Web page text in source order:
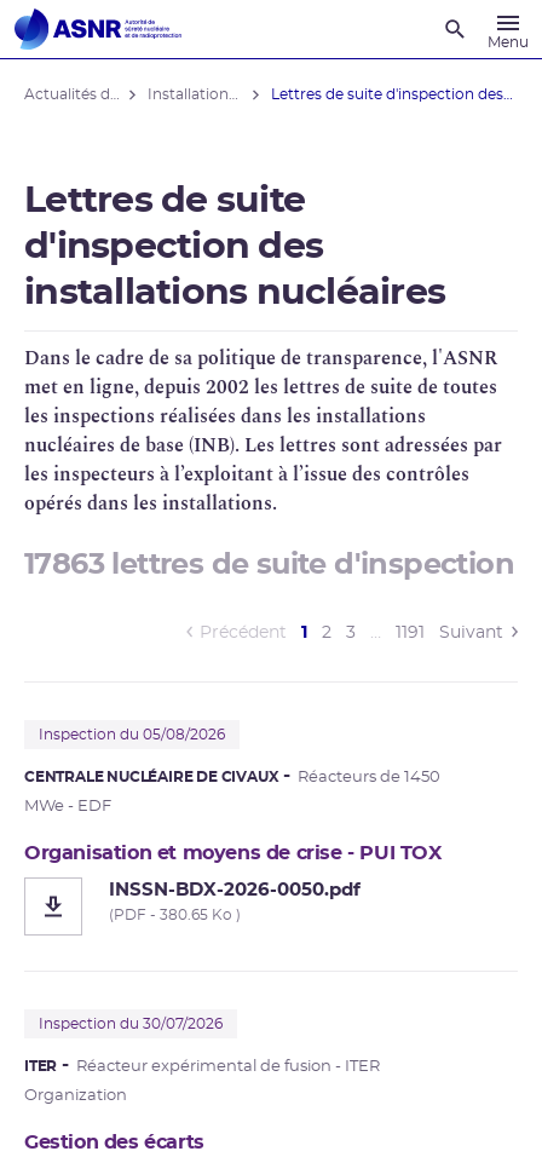
Menu
Lettres de suite
d'inspection des
installations nucléaires
Dans le cadre de sa politique de transparence, l'ASNR
met en ligne, depuis 2002 les lettres de suite de toutes
les inspections réalisées dans les installations
nucléaires de base (INB). Les lettres sont adressées par
les inspecteurs à l’exploitant à l’issue des contrôles
opérés dans les installations.
17863 lettres de suite d'inspection
Précédent 1 (current)
2 3 … 1191 Suivant
Inspection du 05/08/2026
CENTRALE NUCLÉAIRE DE CIVAUX
Réacteurs de 1450
MWe - EDF
Organisation et moyens de crise - PUI TOX
INSSN-BDX-2026-0050.pdf
(PDF - 380.65 Ko )
Inspection du 30/07/2026
ITER
Réacteur expérimental de fusion - ITER
Organization
Gestion des écarts